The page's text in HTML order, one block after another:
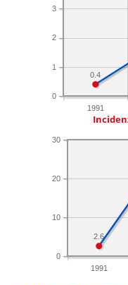
1991
0
1
2
3
0.4
1991
0
10
20
30
2.6